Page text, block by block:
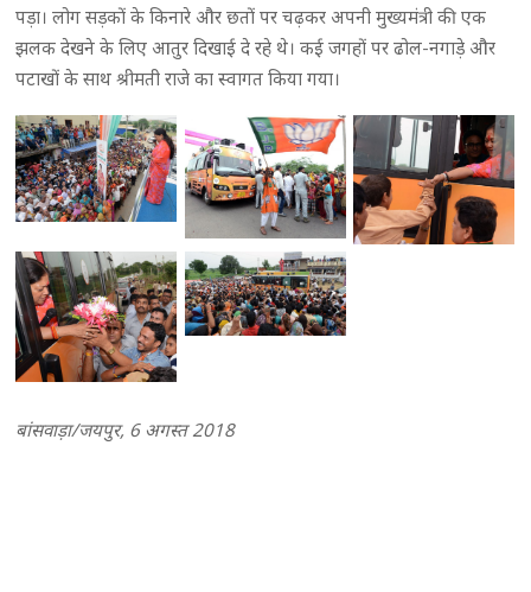
पड़ा। लोग सड़कों के किनारे और छतों पर चढ़कर अपनी मुख्यमंत्री की एक
झलक देखने के लिए आतुर दिखाई दे रहे थे। कई जगहों पर ढोल-नगाड़े और
पटाखों के साथ श्रीमती राजे का स्वागत किया गया।
बांसवाड़ा/जयपुर, 6 अगस्त 2018